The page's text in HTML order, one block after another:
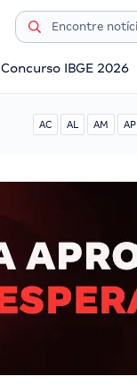
Concurso IBGE 2026
AC AL AM AP